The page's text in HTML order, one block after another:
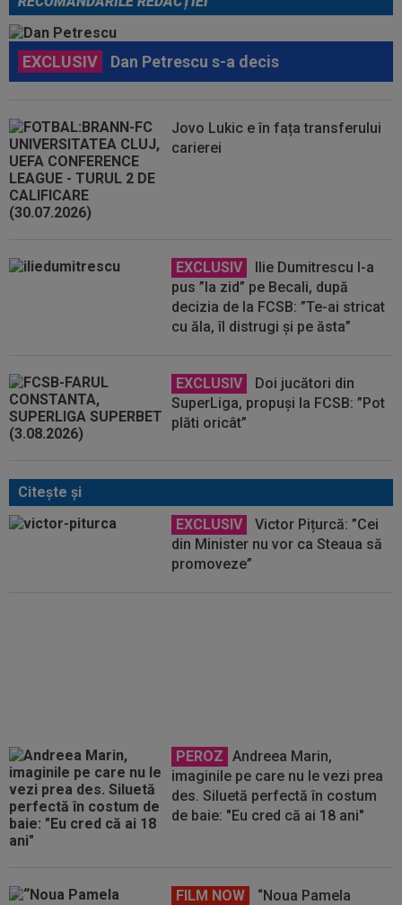
EXCLUSIV Dan Petrescu s-a decis
Jovo Lukic e în fața transferului
carierei
EXCLUSIV
Ilie Dumitrescu l-a
pus ”la zid” pe Becali, după
decizia de la FCSB: ”Te-ai stricat
cu ăla, îl distrugi și pe ăsta”
EXCLUSIV
Doi jucători din
SuperLiga, propuși la FCSB: ”Pot
plăti oricât”
Citeşte şi
EXCLUSIV
Victor Pițurcă: ”Cei
din Minister nu vor ca Steaua să
promoveze”
PEROZ Andreea Marin,
imaginile pe care nu le vezi prea
des. Siluetă perfectă în costum
de baie: "Eu cred că ai 18 ani"
FILM NOW
“Noua Pamela